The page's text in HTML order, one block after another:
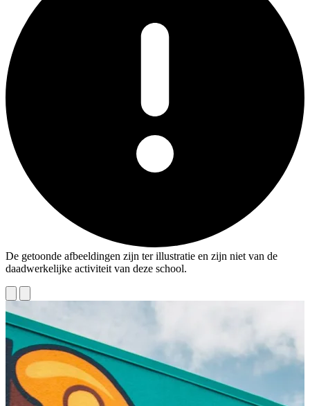
De getoonde afbeeldingen zijn ter illustratie en zijn niet van de
daadwerkelijke activiteit van deze school.